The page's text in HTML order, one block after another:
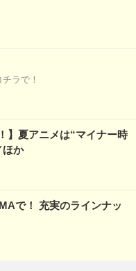
ラで！
】夏アニメは“マイナー時
ほか
で！ 充実のラインナッ